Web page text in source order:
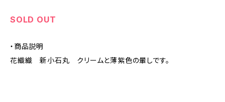
SOLD OUT
・商品説明
花織織 新小石丸 クリームと薄紫色の暈しです。